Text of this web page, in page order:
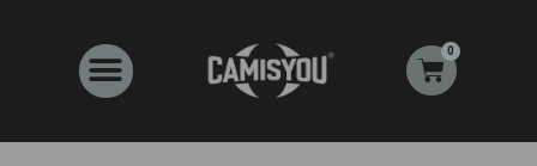
contenido
0
Carrito